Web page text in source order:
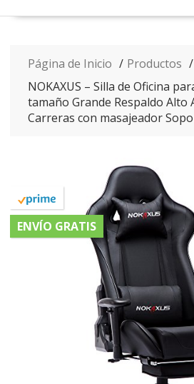
Página de Inicio
Productos
NOKAXUS – Silla de Oficina
tamaño Grande Respaldo Alto
Carreras con masajeador
ENVÍO GRATIS